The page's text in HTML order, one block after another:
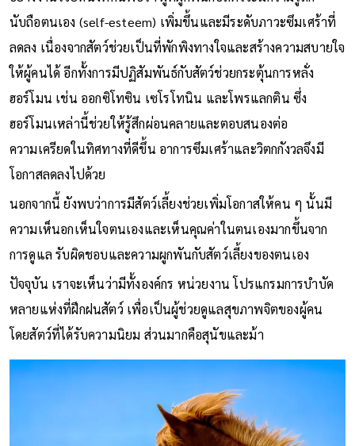
นับถือตนเอง (self-esteem) เพิ่มขึ้นและมีระดับภาวะซึมเศร้าที่
ลดลง เนื่องจากสัตว์ช่วยเป็นที่พักพิงทางใจและสร้างความสบายใจ
ให้ผู้คนได้ อีกทั้งการมีปฏิสัมพันธ์กับสัตว์ช่วยกระตุ้นการหลั่ง
ฮอร์โมน เช่น ออกซิโทซิน เซโรโทนิน และโพรแลกติน ซึ่ง
ฮอร์โมนเหล่านี้ช่วยให้รู้สึกผ่อนคลายและตอบสนองต่อ
ความเครียดในทิศทางที่ดีขึ้น อาการซึมเศร้าและวิตกกังวลจึงมี
โอกาสลดลงไปด้วย
นอกจากนี้ ยังพบว่าการมีสัตว์เลี้ยงช่วยเพิ่มโอกาสให้คน ๆ นั้นมี
ความเห็นอกเห็นใจตนเองและเห็นคุณค่าในตนเองมากขึ้นจาก
การดูแล รับผิดชอบและความผูกพันกับสัตว์เลี้ยงของตนเอง
ปัจจุบัน เราจะเห็นว่ามีทั้งองค์กร หน่วยงาน โปรแกรมการบำบัด
หลายแห่งที่ฝึกฝนสัตว์ เพื่อเป็นผู้ช่วยดูแลสุขภาพจิตของผู้คน
โดยสัตว์ที่ได้รับความนิยม ส่วนมากคือสุนัขและม้า